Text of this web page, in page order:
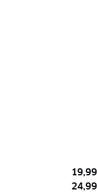
19,99
24,99